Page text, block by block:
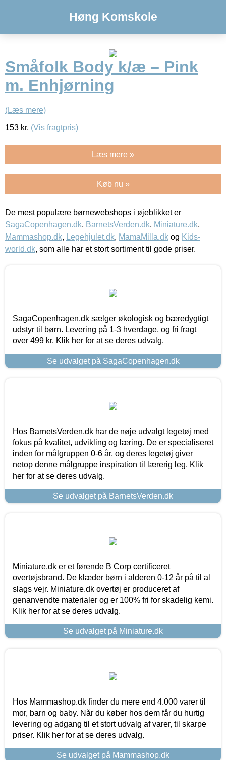
Høng Komskole
Småfolk Body k/æ – Pink
m. Enhjørning
(Læs mere)
153 kr. (Vis fragtpris)
Læs mere »
Køb nu »
De mest populære børnewebshops i øjeblikket er
SagaCopenhagen.dk, BarnetsVerden.dk, Miniature.dk,
Mammashop.dk, Legehjulet.dk, MamaMilla.dk og Kids-
world.dk, som alle har et stort sortiment til gode priser.
SagaCopenhagen.dk sælger økologisk og bæredygtigt
udstyr til børn. Levering på 1-3 hverdage, og fri fragt
over 499 kr. Klik her for at se deres udvalg.
Se udvalget på SagaCopenhagen.dk
Hos BarnetsVerden.dk har de nøje udvalgt legetøj med
fokus på kvalitet, udvikling og læring. De er specialiseret
inden for målgruppen 0-6 år, og deres legetøj giver
netop denne målgruppe inspiration til lærerig leg. Klik
her for at se deres udvalg.
Se udvalget på BarnetsVerden.dk
Miniature.dk er et førende B Corp certificeret
overtøjsbrand. De klæder børn i alderen 0-12 år på til al
slags vejr. Miniature.dk overtøj er produceret af
genanvendte materialer og er 100% fri for skadelig kemi.
Klik her for at se deres udvalg.
Se udvalget på Miniature.dk
Hos Mammashop.dk finder du mere end 4.000 varer til
mor, barn og baby. Når du køber hos dem får du hurtig
levering og adgang til et stort udvalg af varer, til skarpe
priser. Klik her for at se deres udvalg.
Se udvalget på Mammashop.dk